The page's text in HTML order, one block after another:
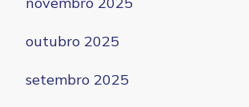
outubro 2025
setembro 2025